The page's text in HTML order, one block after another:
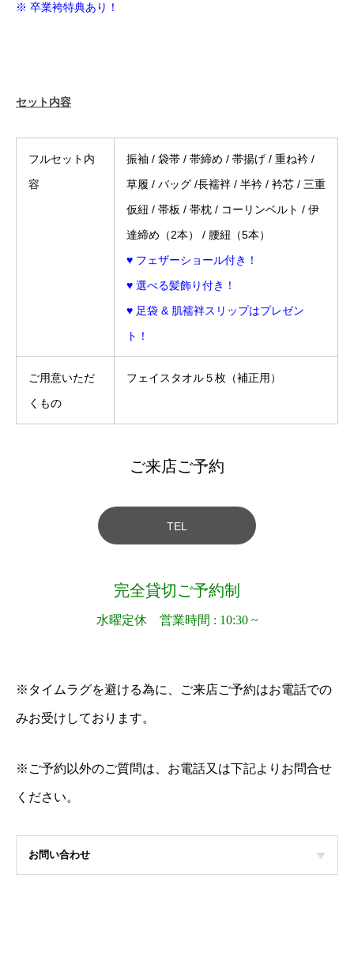
※ 卒業袴特典あり！
セット内容
フルセット内
容
振袖 / 袋帯 / 帯締め / 帯揚げ / 重ね衿 /
草履 / バッグ /長襦袢 / 半衿 / 衿芯 / 三重
仮紐 / 帯板 / 帯枕 / コーリンベルト / 伊
達締め（2本） / 腰紐（5本）
♥ フェザーショール付き！
♥ 選べる髪飾り付き！
♥ 足袋 & 肌襦袢スリップはプレゼン
ト！
ご用意いただ
くもの
フェイスタオル５枚（補正用）
ご来店ご予約
TEL
完全貸切ご予約制
水曜定休 営業時間 : 10:30 ~
※タイムラグを避ける為に、ご来店ご予約はお電話での
みお受けしております。
※ご予約以外のご質問は、お電話又は下記よりお問合せ
ください。
お問い合わせ